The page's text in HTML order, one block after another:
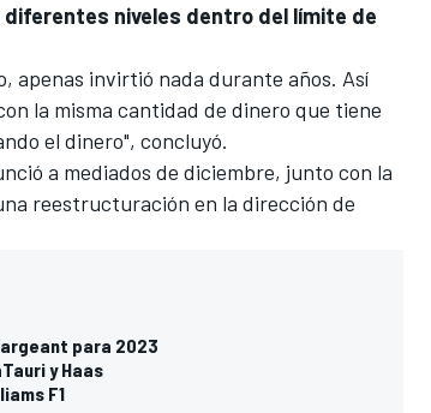
niveles dentro del límite de
apenas invirtió nada durante años. Así
la misma cantidad de dinero que tiene
el dinero", concluyó.
a mediados de diciembre, junto con la
reestructuración en la dirección de
para 2023
y Haas
F1